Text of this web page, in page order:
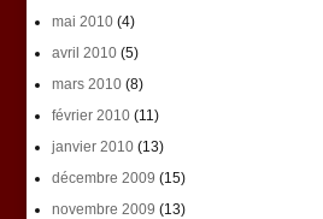
mai 2010(4)
avril 2010(5)
mars 2010(8)
février 2010(11)
janvier 2010(13)
décembre 2009 (15)
novembre 2009 (13)